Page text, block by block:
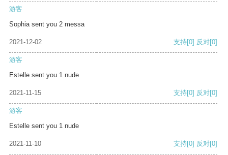
游客
Sophia sent you 2 messa
2021-12-02 支持[0] 反对[0]
游客
Estelle sent you 1 nude
2021-11-15 支持[0] 反对[0]
游客
Estelle sent you 1 nude
2021-11-10 支持[0] 反对[0]